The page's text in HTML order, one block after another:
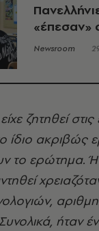
«έπεσαν»
Newsroom
ζητηθεί
ίδιο
το ερώτημα.
ήταν